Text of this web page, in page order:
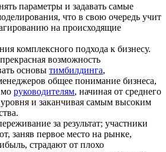
параметры и задавать самые
что в свою очередь учит
на происходящие
комплексного подхода к бизнесу.
возможность
основы тимбилдинга,
общее понимание бизнеса,
руководителям, начиная от среднего
уровня и заканчивая самым высоким
за результат; участники
заняв первое место на рынке,
страдают от плохо